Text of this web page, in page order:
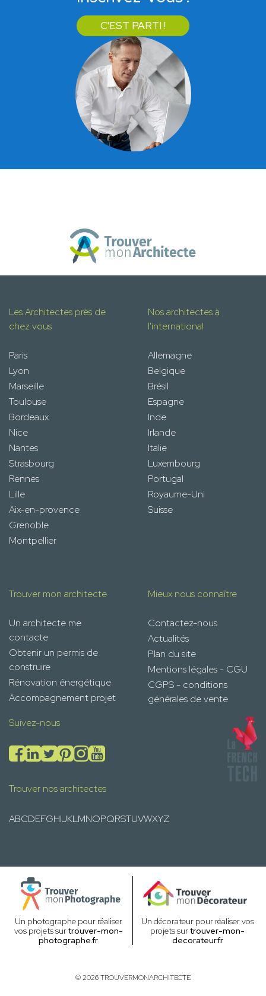
C'EST PARTI !
Les Architectes près de
chez vous
Paris
Lyon
Marseille
Toulouse
Bordeaux
Nice
Nantes
Strasbourg
Rennes
Lille
Aix-en-provence
Grenoble
Montpellier
Nos architectes à
l'international
Allemagne
Belgique
Brésil
Espagne
Inde
Irlande
Italie
Luxembourg
Portugal
Royaume-Uni
Suisse
Trouver mon architecte
Un architecte me
contacte
Obtenir un permis de
construire
Rénovation énergétique
Accompagnement projet
Mieux nous connaître
Contactez-nous
Actualités
Plan du site
Mentions légales - CGU
CGPS - conditions
générales de vente
Suivez-nous
Trouver nos architectes
ABCDEFGHIJKLMNOPQRSTUVWXYZ
Un photographe pour réaliser
vos projets surtrouver-mon-
photographe.fr
Un décorateur pour réaliser vos
projets surtrouver-mon-
decorateur.fr
© 2026 TROUVERMONARCHITECTE